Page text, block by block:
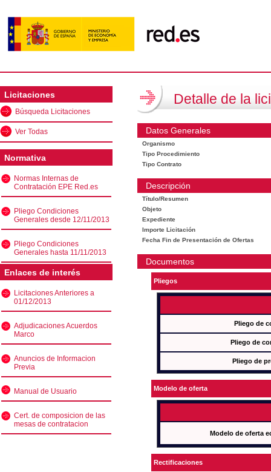
Licitaciones
Búsqueda Licitaciones
Ver Todas
Normativa
Normas Internas de
Contratación EPE Red.es
Pliego Condiciones
Generales desde 12/11/2013
Pliego Condiciones
Generales hasta 11/11/2013
Enlaces de interés
Licitaciones Anteriores a
01/12/2013
Adjudicaciones Acuerdos
Marco
Anuncios de Informacion
Previa
Manual de Usuario
Cert. de composicion de las
mesas de contratacion
Detalle de la
Datos Generales
Organismo
Tipo Procedimiento
Tipo Contrato
Descripción
Título/Resumen
Objeto
Expediente
Importe Licitación
Fecha Fin de Presentación de Ofertas
Documentos
Pliegos
Pliego de
Pliego de
Pliego de
Modelo de oferta
Modelo de oferta
Rectificaciones